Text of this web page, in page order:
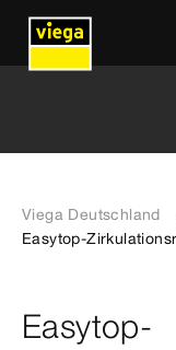
Viega Deutschland
Easytop-
Easytop-